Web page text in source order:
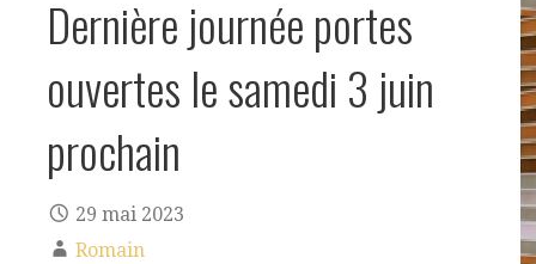
Dernière journée portes
ouvertes le samedi 3 juin
prochain
29 mai 2023
Romain